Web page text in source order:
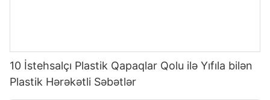
10 İstehsalçı Plastik Qapaqlar Qolu ilə Yıfıla bilən
Plastik Hərəkətli Səbətlər